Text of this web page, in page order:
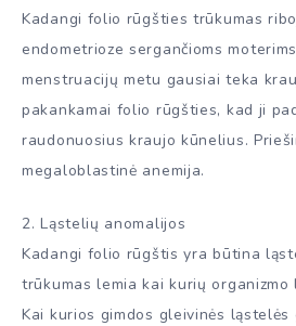
Kadangi folio rūgšties trūkumas
endometrioze sergančioms
menstruacijų metu gausiai teka
pakankamai folio rūgšties, kad ji
raudonuosius kraujo kūnelius.
megaloblastinė anemija.
2. Ląstelių anomalijos
Kadangi folio rūgštis yra būtina
trūkumas lemia kai kurių
Kai kurios gimdos gleivinės ląstelės